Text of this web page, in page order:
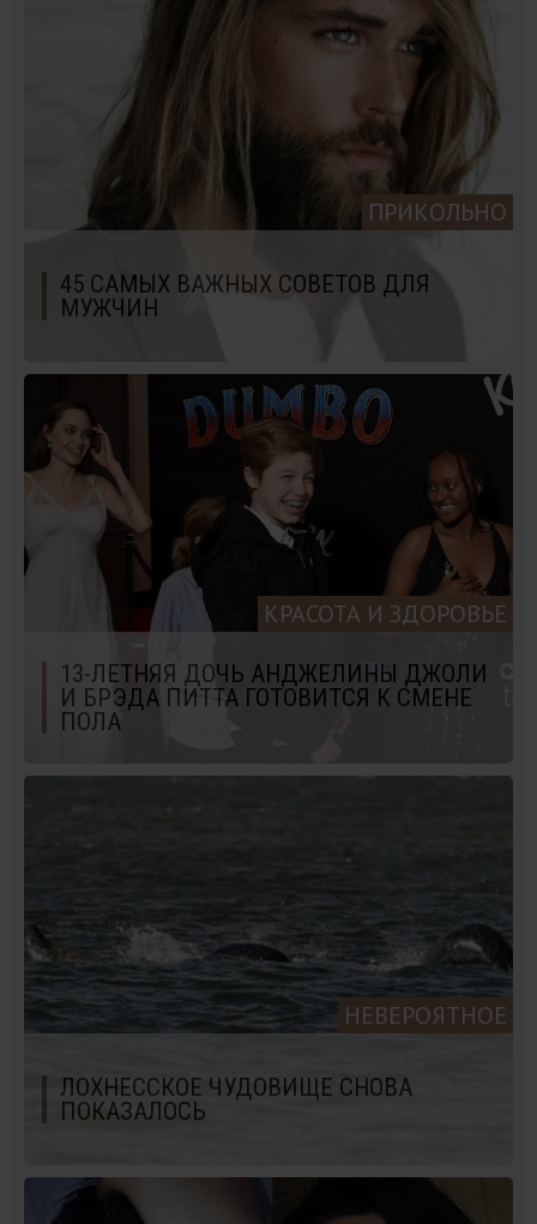
ПРИКОЛЬНО
45 САМЫХ ВАЖНЫХ СОВЕТОВ ДЛЯ
МУЖЧИН
КРАСОТА И ЗДОРОВЬЕ
13-ЛЕТНЯЯ ДОЧЬ АНДЖЕЛИНЫ ДЖОЛИ
И БРЭДА ПИТТА ГОТОВИТСЯ К СМЕНЕ
ПОЛА
НЕВЕРОЯТНОЕ
ЛОХНЕССКОЕ ЧУДОВИЩЕ СНОВА
ПОКАЗАЛОСЬ